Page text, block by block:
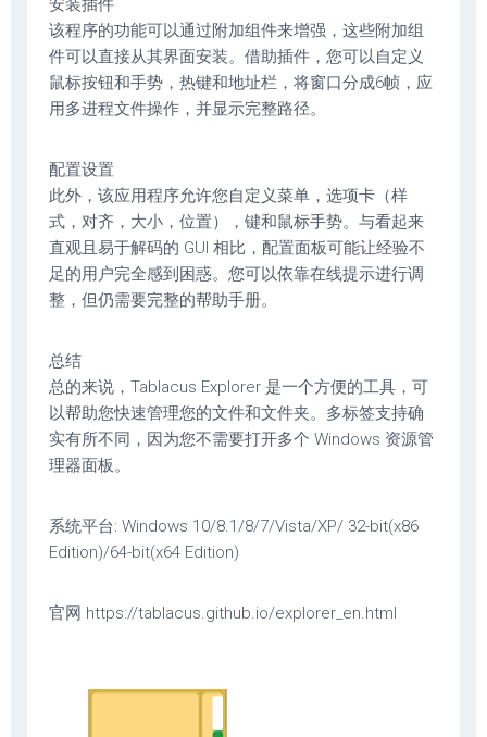
安装插件
该程序的功能可以通过附加组件来增强，这些附加组
件可以直接从其界面安装。借助插件，您可以自定义
鼠标按钮和手势，热键和地址栏，将窗口分成6帧，应
用多进程文件操作，并显示完整路径。
配置设置
此外，该应用程序允许您自定义菜单，选项卡（样
式，对齐，大小，位置），键和鼠标手势。与看起来
直观且易于解码的 GUI 相比，配置面板可能让经验不
足的用户完全感到困惑。您可以依靠在线提示进行调
整，但仍需要完整的帮助手册。
总结
总的来说，Tablacus Explorer 是一个方便的工具，可
以帮助您快速管理您的文件和文件夹。多标签支持确
实有所不同，因为您不需要打开多个 Windows 资源管
理器面板。
系统平台: Windows 10/8.1/8/7/Vista/XP/ 32-bit(x86
Edition)/64-bit(x64 Edition)
官网 https://tablacus.github.io/explorer_en.html